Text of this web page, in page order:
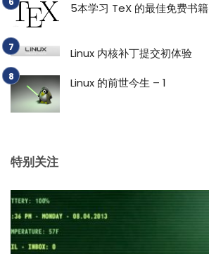
5本学习 TeX 的最佳免费书籍
Linux 内核补丁提交初体验
Linux 的前世今生 – 1
特别关注